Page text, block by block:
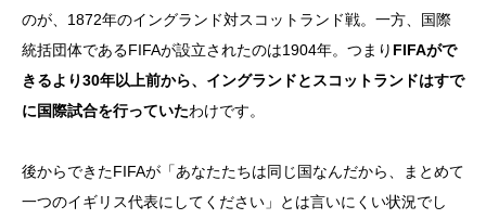
のが、1872年のイングランド対スコットランド戦。一方、国際
統括団体であるFIFAが設立されたのは1904年。つまり FIFAがで
きるより30年以上前から、イングランドとスコットランドはすで
に国際試合を行っていたわけです。
後からできたFIFAが「あなたたちは同じ国なんだから、まとめて
一つのイギリス代表にしてください」とは言いにくい状況でし